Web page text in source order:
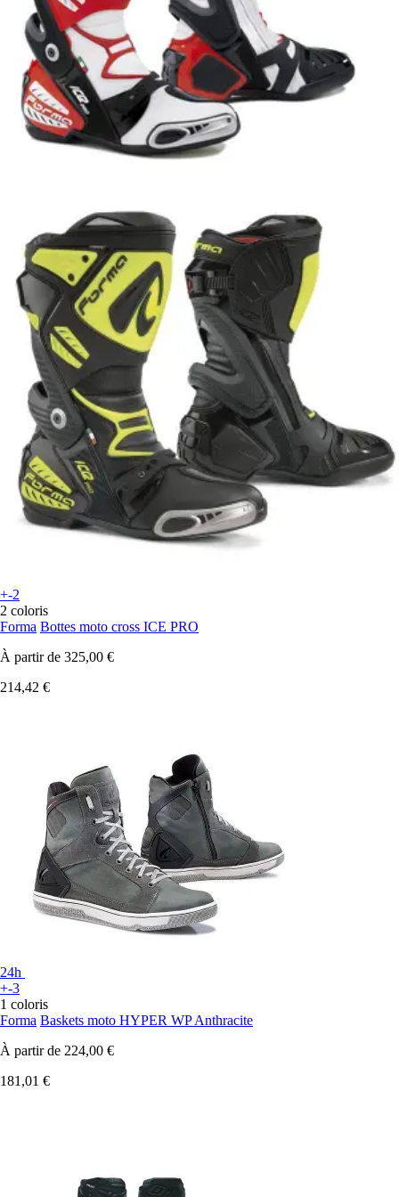
+-2
2 coloris
Forma Bottes moto cross ICE PRO
À partir de 325,00 €
214,42 €
24h
+-3
1 coloris
Forma Baskets moto HYPER WP Anthracite
À partir de 224,00 €
181,01 €